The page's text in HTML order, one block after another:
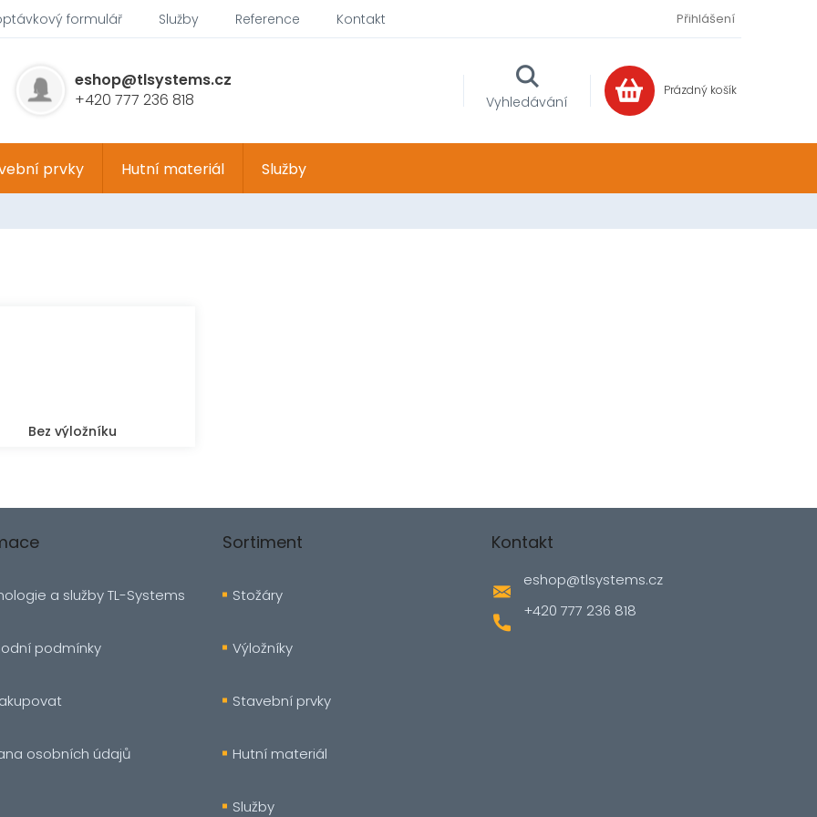
formulář Služby Reference Kontakt Přihlášení
NÁKUPNÍ
KOŠÍK
Prázdný košík
Vyhledávání
+420 777 236 818
eshop@tlsystems.cz
prvky Hutní materiál Služby
Bez výložníku
a služby TL-Systems
podmínky
osobních údajů
Sortiment
Stožáry
Výložníky
Stavební prvky
Hutní materiál
Služby
Kontakt
eshop@tlsystems.cz
+420 777 236 818